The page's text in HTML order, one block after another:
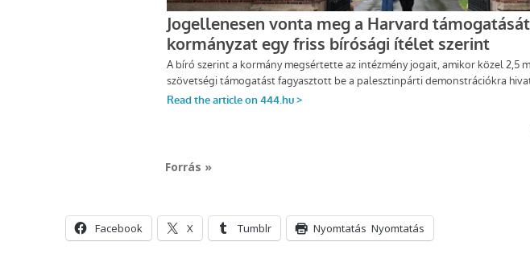
Forrás »
Facebook X Tumblr Nyomtatás Nyomtatás